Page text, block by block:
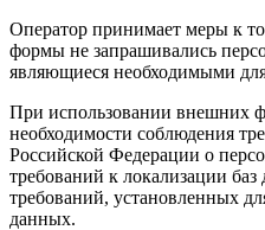
Оператор принимает меры к
формы не запрашивались
являющиеся необходимыми
При использовании внешних
необходимости соблюдения
Российской Федерации о
требований к локализации
требований, установленных
данных.